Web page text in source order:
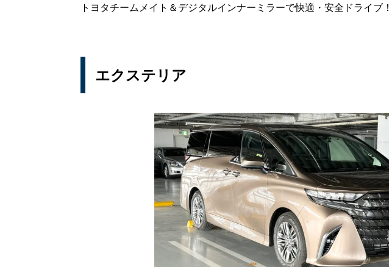
トヨタチームメイト＆デジタルインナーミラーで快適・安全ドライブ！
エクステリア